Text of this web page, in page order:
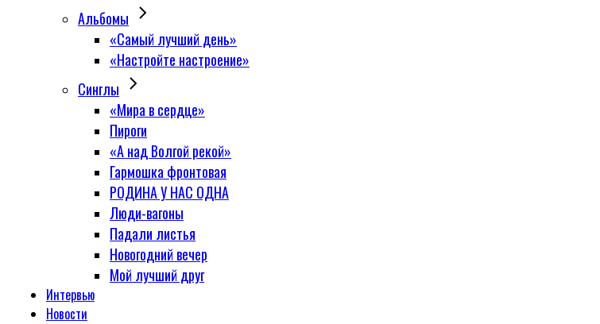
Альбомы
«Самый лучший день»
«Настройте настроение»
Синглы
«Мира в сердце»
Пироги
«А над Волгой рекой»
Гармошка фронтовая
РОДИНА У НАС ОДНА
Люди-вагоны
Падали листья
Новогодний вечер
Мой лучший друг
Интервью
Новости